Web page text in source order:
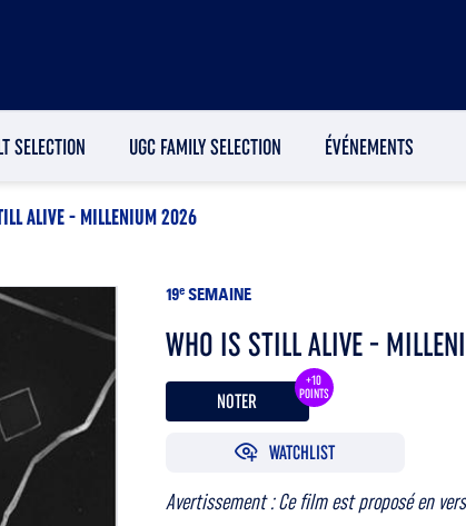
SELECTION UGC FAMILY SELECTION ÉVÉNEMENTS
ALIVE - MILLENIUM 2026
19eSEMAINE
WHO IS STILL ALIVE -
+10
POINTS
NOTER
WATCHLIST
Avertissement : Ce film est proposé en